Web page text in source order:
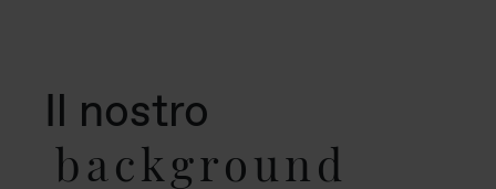
Il nostro
background